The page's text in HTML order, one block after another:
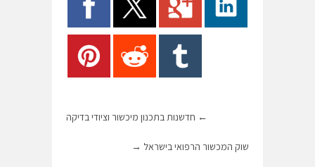
← חדשנות בתכנון מיכשור וציודי בדיקה
שוק המכשור הרפואי בישראל →